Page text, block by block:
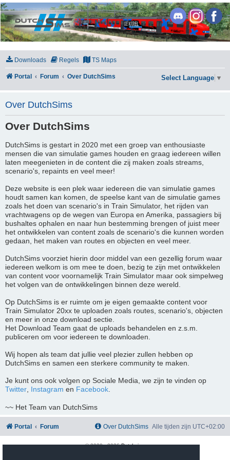
DutchSims
Downloads Regels TS Maps
Portal Forum Over DutchSims Select Language ▼
Over DutchSims
Over DutchSims
DutchSims is gestart in 2020 met een groep van enthousiaste
mensen die van simulatie games houden en graag iedereen willen
laten meegenieten in de content die zij maken zoals streams,
scenario's, repaints en veel meer!
Deze website is een plek waar iedereen die van simulatie games
houdt samen kan komen, de speelse kant van de simulatie games
zoals het doen van scenario's in Train Simulator, het rijden van
vrachtwagens op de wegen van Europa en Amerika, passagiers bij
bushaltes ophalen en naar hun bestemming brengen of juist meer
het ontwikkelen van content zoals de scenario's die kunnen worden
gedaan, het maken van routes en objecten en veel meer.
DutchSims voorziet hierin door middel van een gezellig forum waar
iedereen welkom is om mee te doen, bezig te zijn met ontwikkelen
van content voor voornamelijk Train Simulator maar ook simpelweg
het volgen van de ontwikkelingen binnen deze wereld.
Op DutchSims is er ruimte om je eigen gemaakte content voor
Train Simulator 20xx te uploaden zoals routes, scenario's, objecten
en meer in onze download sectie.
Het Download Team gaat de uploads behandelen en z.s.m.
publiceren om voor iedereen te downloaden.
Wij hopen als team dat jullie veel plezier zullen hebben op
DutchSims en samen een sterkere community te maken.
Je kunt ons ook volgen op Sociale Media, we zijn te vinden op
Twitter
Instagram en Facebook
~~ Het Team van DutchSims
Portal Forum Alle tijden zijn UTC+02:00
Over DutchSims
© 2020 -2026Dutchsims